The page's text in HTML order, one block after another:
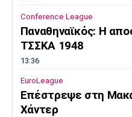
Conference League
Παναθηναϊκός: Η
ΤΣΣΚΑ 1948
13:36
EuroLeague
Επέστρεψε στη
Χάντερ